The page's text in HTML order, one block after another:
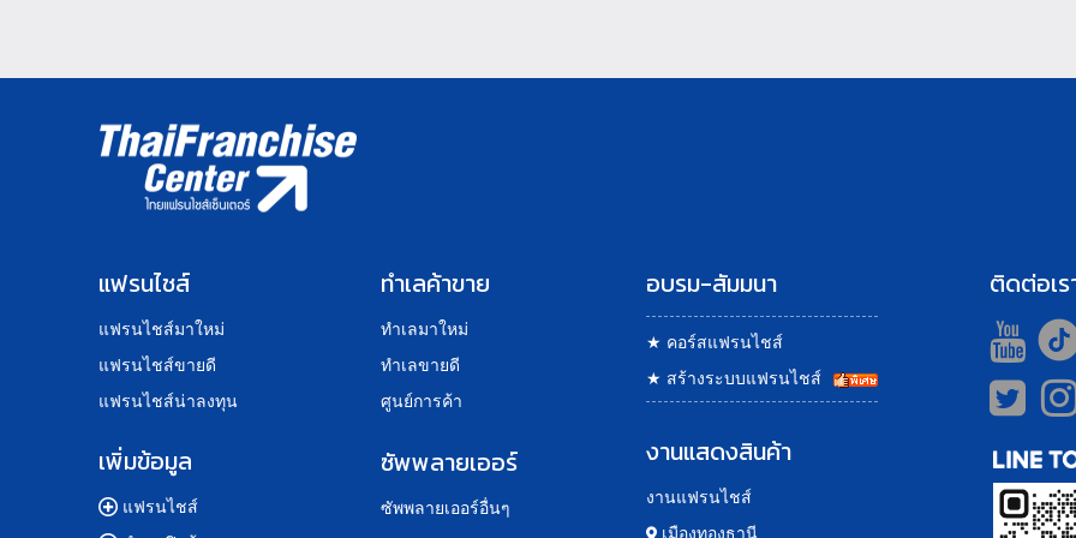
แฟรนไชส์
แฟรนไชส์มาใหม่
แฟรนไชส์ขายดี
แฟรนไชส์น่าลงทุน
เพิ่มข้อมูล
แฟรนไชส์
ทำเลค้าขาย
ทำเลมาใหม่
ทำเลขายดี
ศูนย์การค้า
ซัพพลายเออร์
ซัพพลายเออร์อื่นๆ
อบรม-สัมมนา
★ คอร์สแฟรนไชส์
★ สร้างระบบแฟรนไชส์
งานแสดงสินค้า
งานแฟรนไชส์
เมืองทองธานี
ติดต่อเร